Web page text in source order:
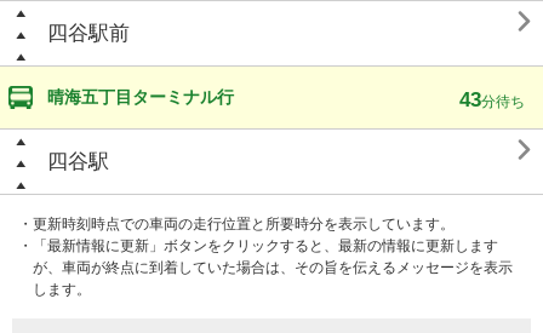
四谷駅前 
晴海五丁目ターミナル行 43分待ち
四谷駅 
・更新時刻時点での車両の走行位置と所要時分を表示しています。
・「最新情報に更新」ボタンをクリックすると、最新の情報に更新します
が、車両が終点に到着していた場合は、その旨を伝えるメッセージを表示
します。